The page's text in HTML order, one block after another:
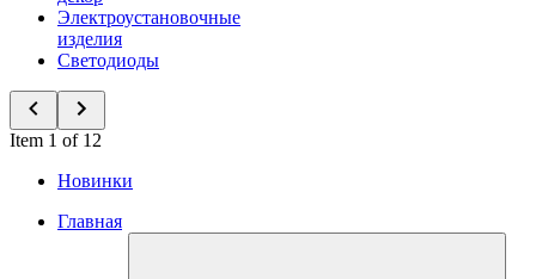
Электроустановочные
изделия
Светодиоды
Item 1 of 12
Новинки
Главная